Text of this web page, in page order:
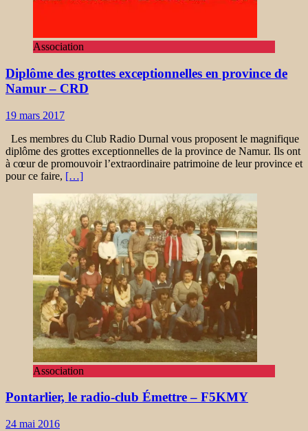
Association
Diplôme des grottes exceptionnelles en province de
Namur – CRD
19 mars 2017
Les membres du Club Radio Durnal vous proposent le magnifique
diplôme des grottes exceptionnelles de la province de Namur. Ils ont
à cœur de promouvoir l’extraordinaire patrimoine de leur province et
pour ce faire, […]
Association
Pontarlier, le radio-club Émettre – F5KMY
24 mai 2016